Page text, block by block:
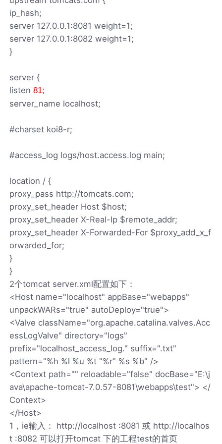
ip_hash;
server 127.0.0.1:8081 weight=1;
server 127.0.0.1:8082 weight=1;
}
server {
listen81;
server_name localhost;
#charset koi8-r;
#access_log logs/host.access.log main;
location / {
proxy_pass http://tomcats.com;
proxy_set_header Host $host;
proxy_set_header X-Real-Ip $remote_addr;
proxy_set_header X-Forwarded-For $proxy_add_x_f
orwarded_for;
}
}
2个tomcat server.xml配置如下：
<Host name="localhost" appBase="webapps"
unpackWARs="true" autoDeploy="true">
<Valve className="org.apache.catalina.valves.Acc
essLogValve" directory="logs"
prefix="localhost_access_log." suffix=".txt"
pattern="%h %l %u %t "%r" %s %b" />
<Context path="" reloadable="false" docBase="E:\j
ava\apache-tomcat-7.0.57-8081\webapps\test"> </
Context>
</Host>
1，ie输入： http://localhost :8081 或 http://localhos
t :8082 可以打开tomcat 下的工程test的首页